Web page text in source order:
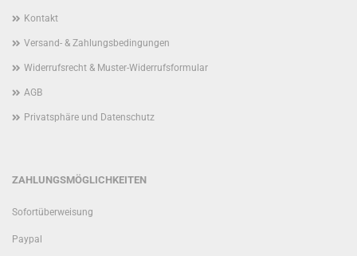
Kontakt
Versand- & Zahlungsbedingungen
Widerrufsrecht & Muster-Widerrufsformular
AGB
Privatsphäre und Datenschutz
ZAHLUNGSMÖGLICHKEITEN
Sofortüberweisung
Paypal